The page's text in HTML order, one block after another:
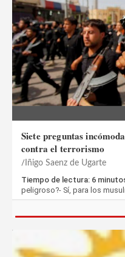
Siete preguntas
contra el terrorismo
Iñigo Saenz de Ugarte
Tiempo de lectura: 6
peligroso?- Sí, para los